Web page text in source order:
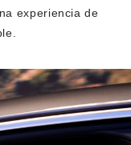
experiencia de